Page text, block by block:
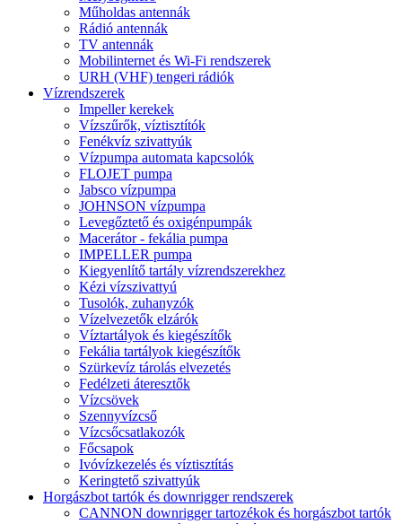
Műholdas antennák
Rádió antennák
TV antennák
Mobilinternet és Wi-Fi rendszerek
URH (VHF) tengeri rádiók
Vízrendszerek
Impeller kerekek
Vízszűrők, víztisztítók
Fenékvíz szivattyúk
Vízpumpa automata kapcsolók
FLOJET pumpa
Jabsco vízpumpa
JOHNSON vízpumpa
Levegőztető és oxigénpumpák
Macerátor - fekália pumpa
IMPELLER pumpa
Kiegyenlítő tartály vízrendszerekhez
Kézi vízszivattyú
Tusolók, zuhanyzók
Vízelvezetők elzárók
Víztartályok és kiegészítők
Fekália tartályok kiegészítők
Szürkevíz tárolás elvezetés
Fedélzeti áteresztők
Vízcsövek
Szennyvízcső
Vízcsőcsatlakozók
Főcsapok
Ivóvízkezelés és víztisztítás
Keringtető szivattyúk
Horgászbot tartók és downrigger rendszerek
CANNON downrigger tartozékok és horgászbot tartók